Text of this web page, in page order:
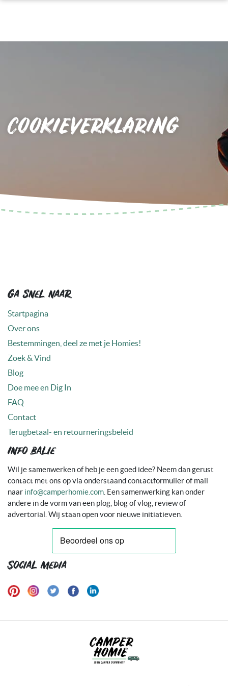
COOKIEVERKLARING
Ga snel naar
Startpagina
Over ons
Bestemmingen, deel ze met je Homies!
Zoek & Vind
Blog
Doe mee en Dig In
FAQ
Contact
Terugbetaal- en retourneringsbeleid
Info balie
Wil je samenwerken of heb je een goed idee? Neem dan gerust
contact met ons op via onderstaand contactformulier of mail
naar info@camperhomie.com . Een samenwerking kan onder
andere in de vorm van een plog, blog of vlog, review of
advertorial. Wij staan open voor nieuwe initiatieven.
Social media